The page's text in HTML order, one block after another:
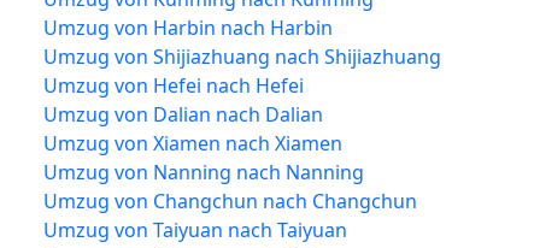
Umzug von Harbin nach Harbin
Umzug von Shijiazhuang nach Shijiazhuang
Umzug von Hefei nach Hefei
Umzug von Dalian nach Dalian
Umzug von Xiamen nach Xiamen
Umzug von Nanning nach Nanning
Umzug von Changchun nach Changchun
Umzug von Taiyuan nach Taiyuan